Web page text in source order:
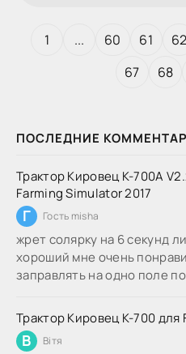
ПОСЛЕДНИЕ
Трактор Кировец К-700А
Farming Simulator 2017
Г Гость misha
жрет солярку на 6 секунд
хороший мне очень
заправлять на одно поле
Трактор Кировец К-700 для
В Вітя
1 ... 60 61 62
67
68